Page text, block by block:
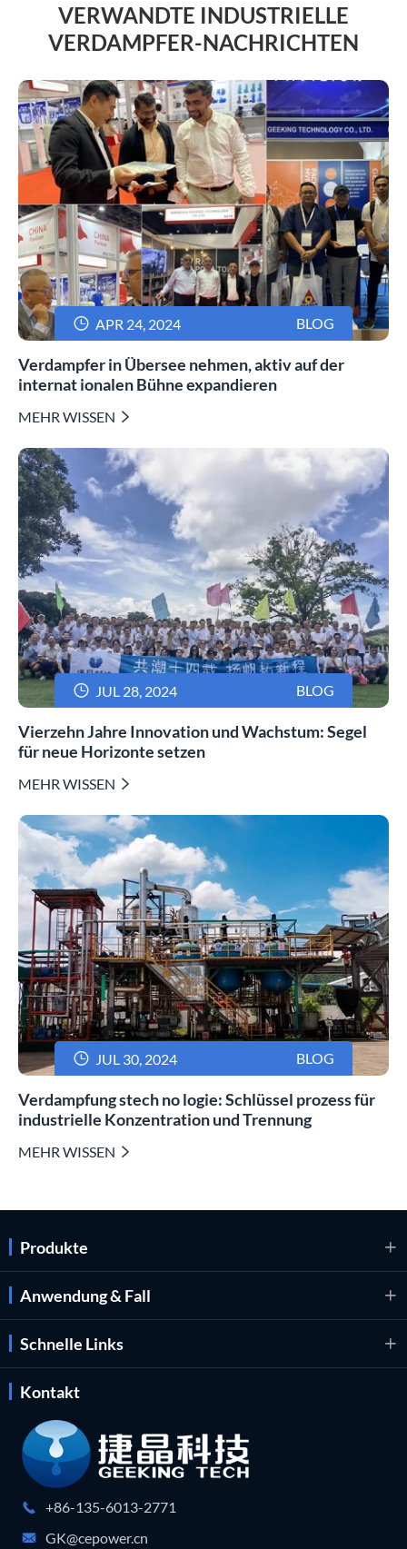
VERWANDTE INDUSTRIELLE
VERDAMPFER-NACHRICHTEN
 APR 24, 2024 BLOG
Verdampfer in Übersee nehmen, aktiv auf der
internat ionalen Bühne expandieren
MEHR WISSEN 
 JUL 28, 2024 BLOG
Vierzehn Jahre Innovation und Wachstum: Segel
für neue Horizonte setzen
MEHR WISSEN 
 JUL 30, 2024 BLOG
Verdampfung stech no logie: Schlüssel prozess für
industrielle Konzentration und Trennung
MEHR WISSEN 
Produkte 
Anwendung & Fall 
Schnelle Links 
Kontakt
 +86-135-6013-2771
 GK@cepower.cn